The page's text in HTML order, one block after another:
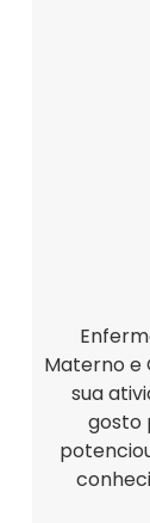
Materno e
sua
gosto